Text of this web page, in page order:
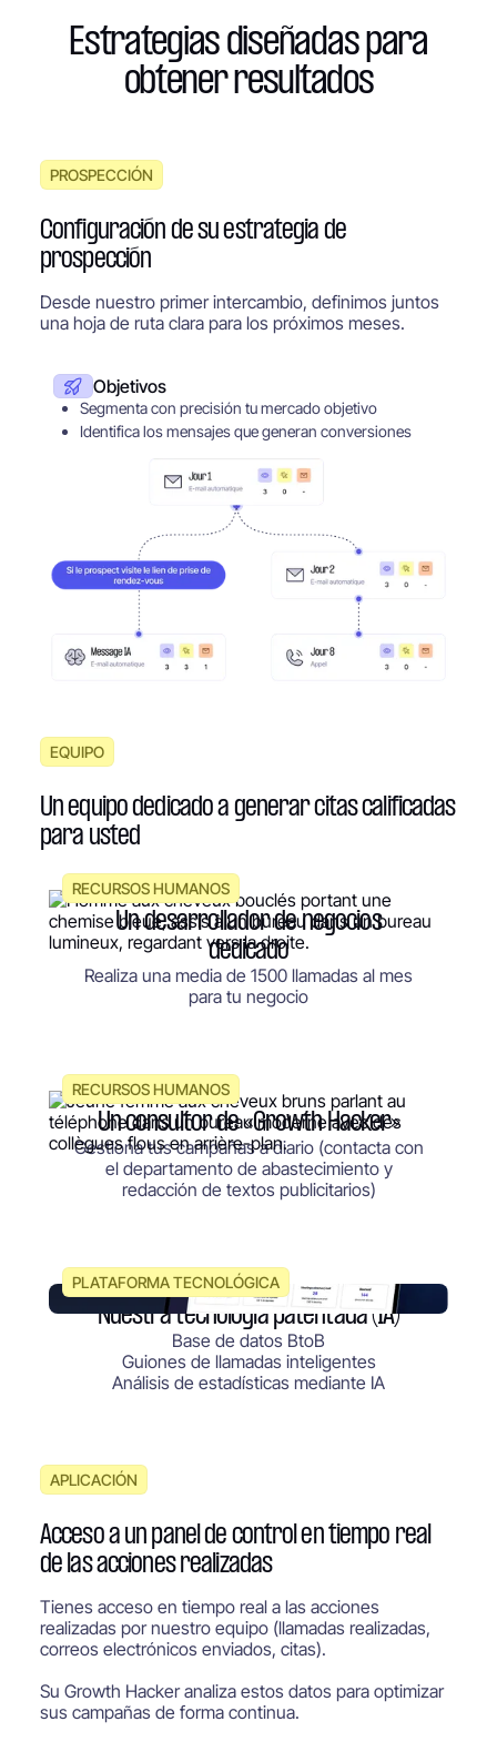
Estrategias diseñadas para
obtener resultados
PROSPECCIÓN
Configuración de su estrategia de
prospección
Desde nuestro primer intercambio, definimos juntos
una hoja de ruta clara para los próximos meses.
Objetivos
Segmenta con precisión tu mercado objetivo
Identifica los mensajes que generan conversiones
EQUIPO
Un equipo dedicado a generar citas calificadas
para usted
RECURSOS HUMANOS
Un desarrollador de negocios
dedicado
Realiza una media de 1500 llamadas al mes
para tu negocio
RECURSOS HUMANOS
Un consultor de «Growth Hacker»
Gestiona tus campañas a diario (contacta con
el departamento de abastecimiento y
redacción de textos publicitarios)
PLATAFORMA TECNOLÓGICA
Nuestra tecnología patentada (IA)
Base de datos BtoB
Guiones de llamadas inteligentes
Análisis de estadísticas mediante IA
APLICACIÓN
Acceso a un panel de control en tiempo real
de las acciones realizadas
Tienes acceso en tiempo real a las acciones
realizadas por nuestro equipo (llamadas realizadas,
correos electrónicos enviados, citas).
Su Growth Hacker analiza estos datos para optimizar
sus campañas de forma continua.